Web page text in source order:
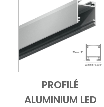
Add to Cart
Vue
PROFILÉ
ALUMINIUM LED